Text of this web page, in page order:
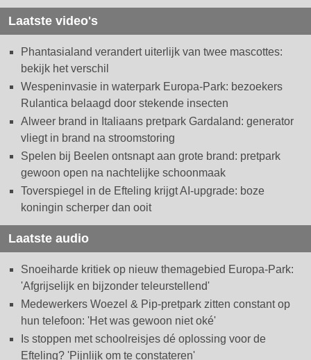
Laatste video's
Phantasialand verandert uiterlijk van twee mascottes:
bekijk het verschil
Wespeninvasie in waterpark Europa-Park: bezoekers
Rulantica belaagd door stekende insecten
Alweer brand in Italiaans pretpark Gardaland: generator
vliegt in brand na stroomstoring
Spelen bij Beelen ontsnapt aan grote brand: pretpark
gewoon open na nachtelijke schoonmaak
Toverspiegel in de Efteling krijgt AI-upgrade: boze
koningin scherper dan ooit
Laatste audio
Snoeiharde kritiek op nieuw themagebied Europa-Park:
'Afgrijselijk en bijzonder teleurstellend'
Medewerkers Woezel & Pip-pretpark zitten constant op
hun telefoon: 'Het was gewoon niet oké'
Is stoppen met schoolreisjes dé oplossing voor de
Efteling? 'Pijnlijk om te constateren'